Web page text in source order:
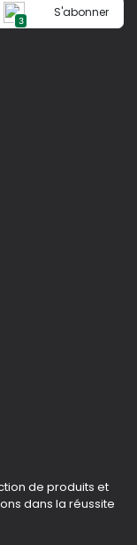
3
S'abonner
de produits et
dans la réussite